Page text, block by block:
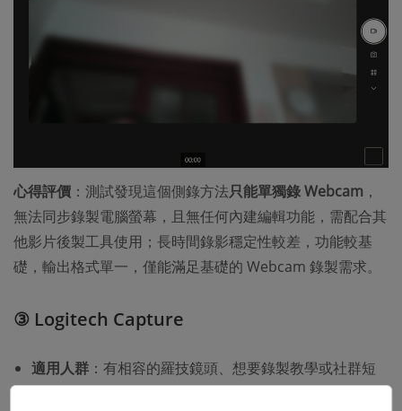
心得評價 ：測試發現這個側錄方法只能單獨錄 Webcam ，
無法同步錄製電腦螢幕，且無任何內建編輯功能，需配合其
他影片後製工具使用；長時間錄影穩定性較差，功能較基
礎，輸出格式單一，僅能滿足基礎的 Webcam 錄製需求。
③ Logitech Capture
適用人群 ：有相容的羅技鏡頭、想要錄製教學或社群短